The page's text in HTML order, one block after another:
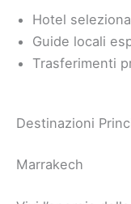
Hotel
Guide locali
Trasferimenti
Destinazioni
Marrakech